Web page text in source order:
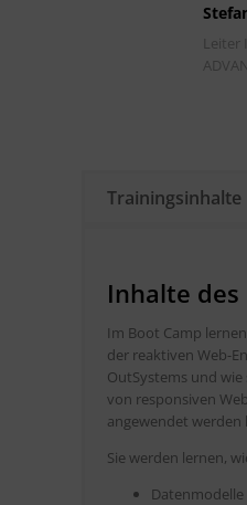
Leiter
Trainingsinhalte
Inhalte des
Im Boot Camp
der reaktiven Web-
OutSystems und wie
von responsiven
angewendet werden
Sie werden lernen,